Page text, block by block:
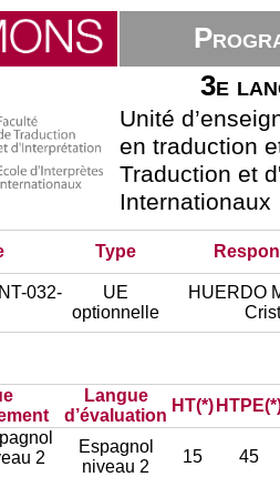
3e
Unité
en traduction
Traduction et
Internationaux
Type
032-
UE
optionnelle
HUERDO
Langue
d’évaluation
HT(*)
2
Espagnol
niveau 2
15 45